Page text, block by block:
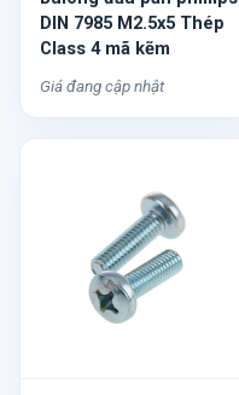
DIN 7985 M2.5x5 Thép
Class 4 mã kẽm
Giá đang cập nhật